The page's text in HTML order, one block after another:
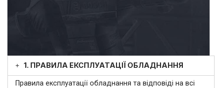
1. ПРАВИЛА ЕКСПЛУАТАЦІЇ ОБЛАДНАННЯ
Правила експлуатації обладнання та відповіді на всі